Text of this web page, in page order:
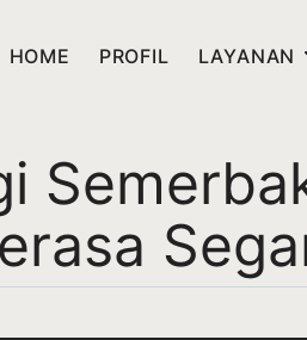
HOME PROFIL LAYANAN